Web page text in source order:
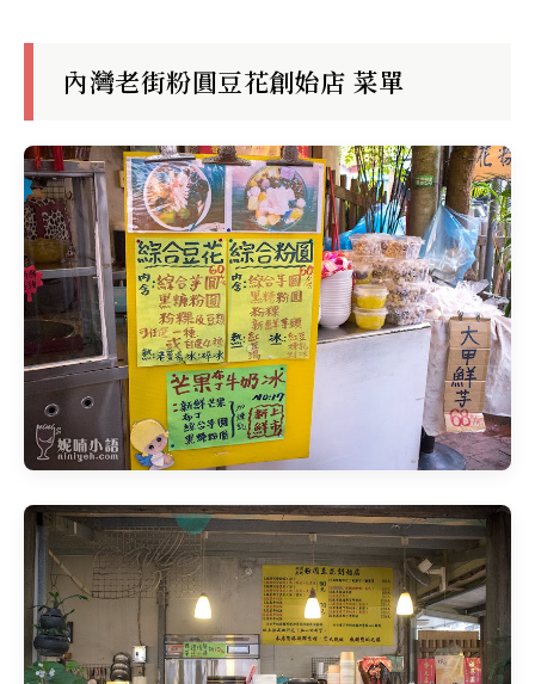
內灣老街粉圓豆花創始店 菜單